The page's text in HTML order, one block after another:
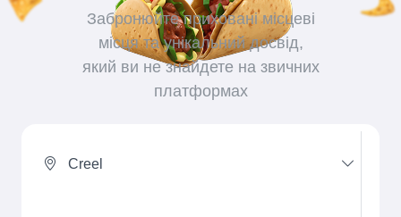
Забронюйте приховані місцеві
місця та унікальний досвід,
який ви не знайдете на звичних
платформах
Creel